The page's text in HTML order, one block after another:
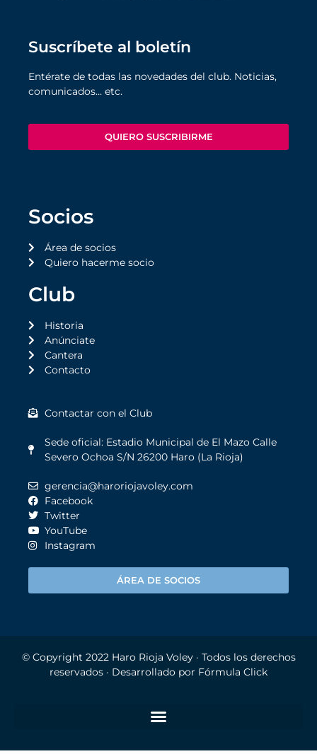
Suscríbete al boletín
Entérate de todas las novedades del club. Noticias,
comunicados… etc.
QUIERO SUSCRIBIRME
Socios
Área de socios
Quiero hacerme socio
Club
Historia
Anúnciate
Cantera
Contacto
Contactar con el Club
Sede oficial: Estadio Municipal de El Mazo Calle
Severo Ochoa S/N 26200 Haro (La Rioja)
gerencia@haroriojavoley.com
Facebook
Twitter
YouTube
Instagram
ÁREA DE SOCIOS
© Copyright 2022 Haro Rioja Voley· Todos los derechos
reservados · Desarrollado por Fórmula Click